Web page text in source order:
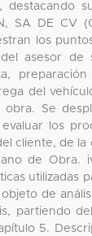
SA DE CV
los
asesor de
del
Se
los
cliente, de la
de Obra.
utilizadas
de
partiendo
5.